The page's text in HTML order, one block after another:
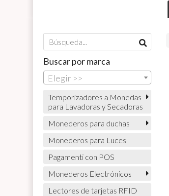
Buscar por marca
Elegir >>
Temporizadores a Monedas
para Lavadoras y Secadoras
Monederos para duchas
Monederos para Luces
Pagamenti con POS
Monederos Electrónicos
Lectores de tarjetas RFID